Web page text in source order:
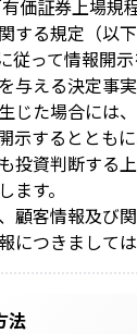
PDF )
て
価証券上場規
する規定（以
従って情報開
与える決定事
じた場合には
示するととも
投資判断する
ます。
顧客情報及び
につきまして
法